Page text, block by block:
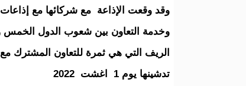
وقد وقعت الإذاعة مع شركائها مع
وخدمة التعاون بين شعوب الدول
الريف التي هي ثمرة للتعاون المشترك مع
تدشينها يوم 1 اغشت 2022